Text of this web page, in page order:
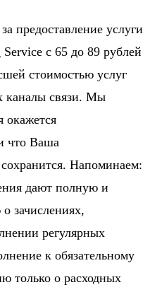
предоставление услуги
с 65 до 89 рублей
стоимостью услуг
каналы связи. Мы
окажется
что Ваша
сохранится. Напоминаем:
дают полную и
зачислениях,
регулярных
к обязательному
только о расходных